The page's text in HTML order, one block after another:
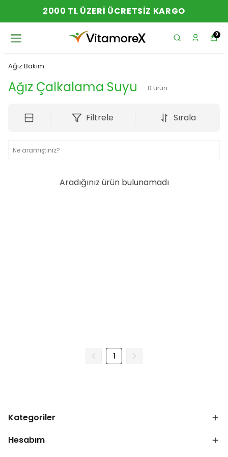
2000 TL ÜZERI ÜCRETSIZ KARGO
0
Ağız Bakım
Ağız Çalkalama Suyu 0 ürün
Filtrele Sırala
Aradığınız ürün bulunamadı
1
Kategoriler
Hesabım